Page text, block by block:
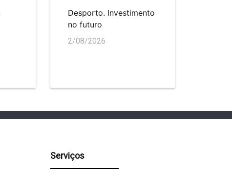
Desporto. Investimento
no futuro
2/08/2026
Serviços